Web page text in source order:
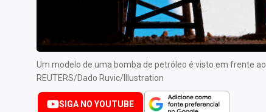
Contato
Um modelo de uma bomba de petróleo é visto em frente
REUTERS/Dado Ruvic/Illustration
SIGA NO YOUTUBE